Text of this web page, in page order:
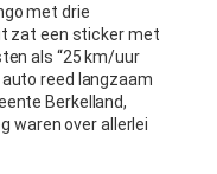
met drie
zat een sticker met
als “25 km/uur
auto reed langzaam
Berkelland,
waren over allerlei